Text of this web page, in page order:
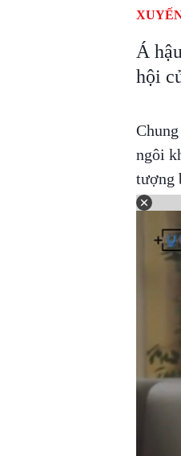
Á
hội
ngôi
tượng